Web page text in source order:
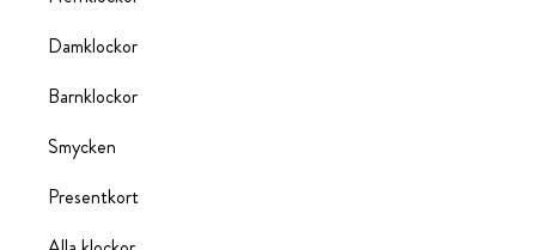
Damklockor
Barnklockor
Smycken
Presentkort